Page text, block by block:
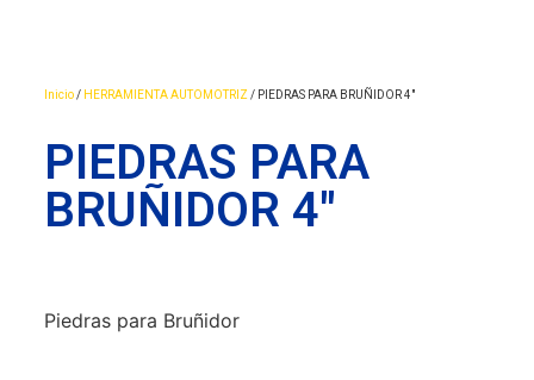
Inicio/ HERRAMIENTA AUTOMOTRIZ / PIEDRAS PARA BRUÑIDOR 4″
PIEDRAS PARA
BRUÑIDOR 4″
Piedras para Bruñidor